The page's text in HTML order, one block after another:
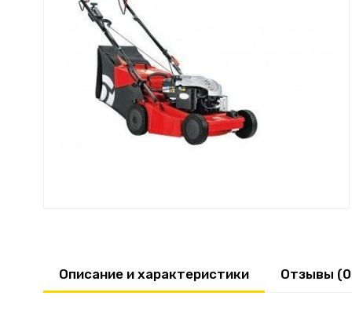
Описание и характеристики Отзывы